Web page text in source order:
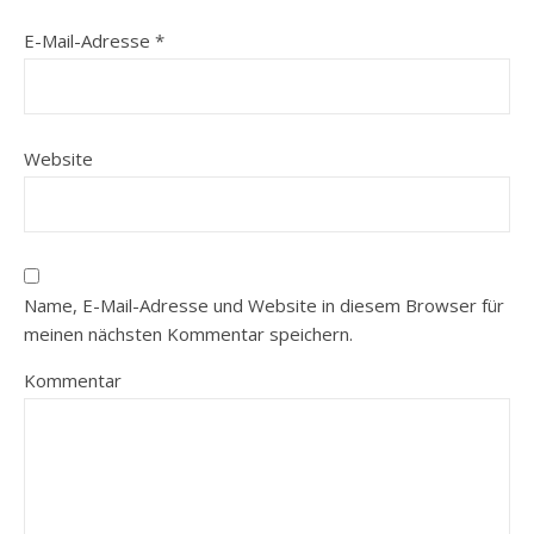
E-Mail-Adresse *
Website
Name, E-Mail-Adresse und Website in diesem Browser für
meinen nächsten Kommentar speichern.
Kommentar